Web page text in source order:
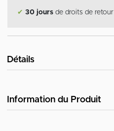
✔ 30 jours de droits de retour
Détails
Information du Produit